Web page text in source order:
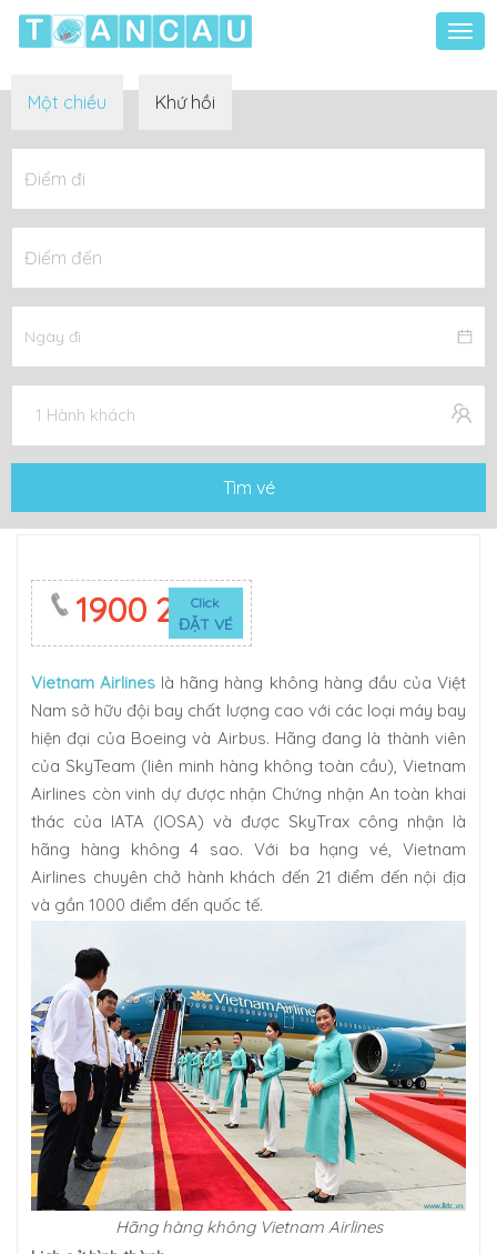
Một chiều Khứ hồi
1 Hành khách
Tìm vé
1900 2623
Click
ĐẶT VÉ
Vietnam Airlines là hãng hàng không hàng đầu của Việt
Nam sở hữu đội bay chất lượng cao với các loại máy bay
hiện đại của Boeing và Airbus. Hãng đang là thành viên
của SkyTeam (liên minh hàng không toàn cầu), Vietnam
Airlines còn vinh dự được nhận Chứng nhận An toàn khai
thác của IATA (IOSA) và được SkyTrax công nhận là
hãng hàng không 4 sao. Với ba hạng vé, Vietnam
Airlines chuyên chở hành khách đến 21 điểm đến nội địa
và gần 1000 điểm đến quốc tế.
Hãng hàng không Vietnam Airlines